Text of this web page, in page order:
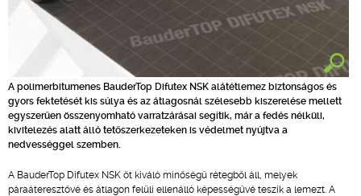
A polimerbitumenes BauderTop Difutex NSK alátétlemez biztonságos és
gyors fektetését kis súlya és az átlagosnál szélesebb kiszerelése mellett
egyszerűen összenyomható varratzárásai segítik, már a fedés nélküli,
kivitelezés alatt álló tetőszerkezeteken is védelmet nyújtva a
nedvességgel szemben.
A BauderTop Difutex NSK öt kiváló minőségű rétegből áll, melyek
páraáteresztővé és átlagon felüli ellenálló képességűvé teszik a lemezt. A